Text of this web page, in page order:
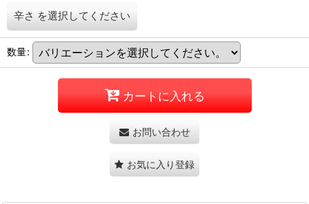
辛さ を選択してください
数量:
カートに入れる
お問い合わせ
お気に入り登録